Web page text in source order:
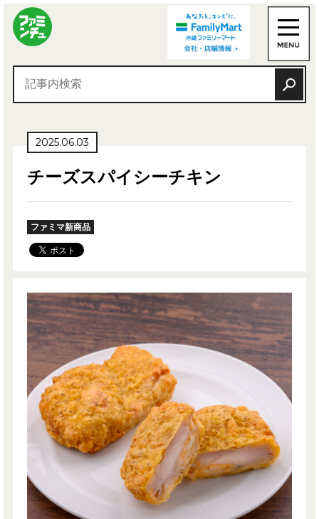
2025.06.03
チーズスパイシーチキン
ファミマ新商品